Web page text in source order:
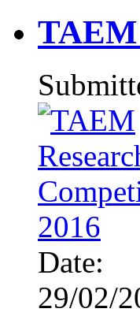
TAEM
Date:
29/02/